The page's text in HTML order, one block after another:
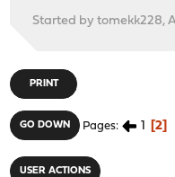
Started by tomekk228,
PRINT
GO DOWN Pages 1 2
USER ACTIONS